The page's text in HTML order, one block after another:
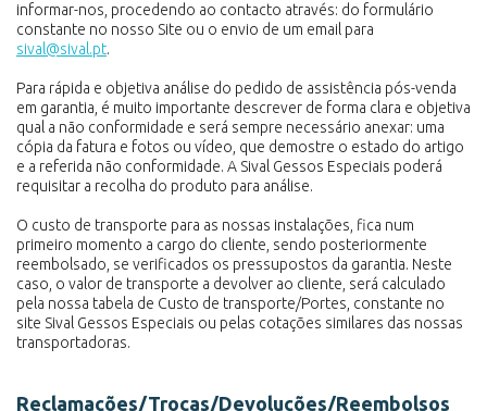
informar-nos, procedendo ao contacto através: do formulário
constante no nosso Site ou o envio de um email para
sival@sival.pt.
Para rápida e objetiva análise do pedido de assistência pós-venda
em garantia, é muito importante descrever de forma clara e objetiva
qual a não conformidade e será sempre necessário anexar: uma
cópia da fatura e fotos ou vídeo, que demostre o estado do artigo
e a referida não conformidade. A Sival Gessos Especiais poderá
requisitar a recolha do produto para análise.
O custo de transporte para as nossas instalações, fica num
primeiro momento a cargo do cliente, sendo posteriormente
reembolsado, se verificados os pressupostos da garantia. Neste
caso, o valor de transporte a devolver ao cliente, será calculado
pela nossa tabela de Custo de transporte/Portes, constante no
site Sival Gessos Especiais ou pelas cotações similares das nossas
transportadoras.
Reclamações/Trocas/Devoluções/Reembolsos